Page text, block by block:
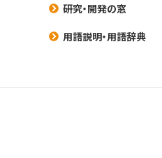
研究・開発の窓
用語説明・用語辞典